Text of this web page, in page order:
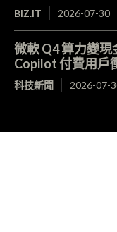
BIZ.IT 2026-07-30
微軟 Q4 算力變現
Copilot 付費用戶
科技新聞 2026-07-